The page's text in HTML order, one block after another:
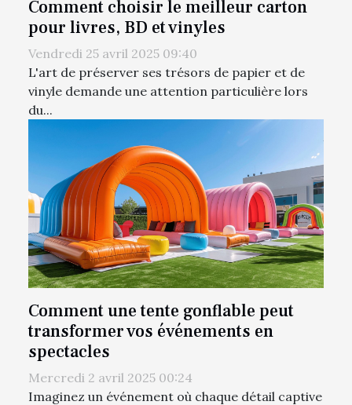
Comment choisir le meilleur carton
pour livres, BD et vinyles
Vendredi 25 avril 2025 09:40
L'art de préserver ses trésors de papier et de
vinyle demande une attention particulière lors
du...
Comment une tente gonflable peut
transformer vos événements en
spectacles
Mercredi 2 avril 2025 00:24
Imaginez un événement où chaque détail captive